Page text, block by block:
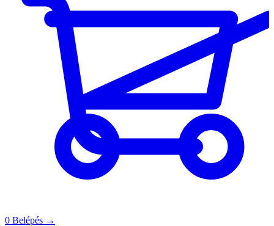
0 Belépés →